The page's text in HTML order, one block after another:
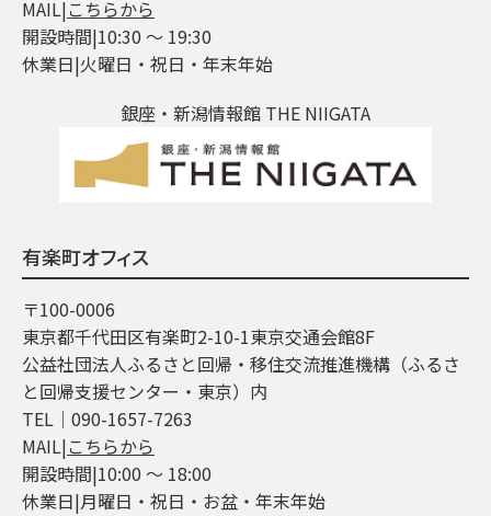
MAIL|こちらから
開設時間|10:30 ～ 19:30
休業日|火曜日・祝日・年末年始
銀座・新潟情報館 THE NIIGATA
有楽町オフィス
〒100-0006
東京都千代田区有楽町2-10-1東京交通会館8F
公益社団法人ふるさと回帰・移住交流推進機構（ふるさ
と回帰支援センター・東京）内
TEL│090-1657-7263
MAIL|こちらから
開設時間|10:00 ～ 18:00
休業日|月曜日・祝日・お盆・年末年始